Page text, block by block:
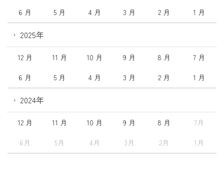
6 月 5 月 4 月 3 月 2 月 1 月
2025年
12 月 11 月 10 月 9 月 8 月 7 月
6 月 5 月 4 月 3 月 2 月 1 月
2024年
12 月 11 月 10 月 9 月 8 月 7月
6月 5月 4月 3月 2月 1月